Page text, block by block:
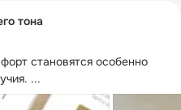
тона
становятся особенно
...